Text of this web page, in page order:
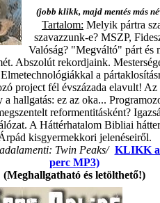
(jobb klikk, majd mentés más
Tartalom: Melyik pártra
szavazzunk-e? MSZP,
Valóság? "Megváltó" párt és
Abszolút rekordjaink.
a
project fél évszázada elavult! Az
a hallgatás: ez az oka...
reformentitásként?
A Háttérhatalom Bibliai
kisgyermekkori jelenéseiről.
Twin Peaks/ KLIKK
perc MP3)
(Meghallgatható és letölthető!)